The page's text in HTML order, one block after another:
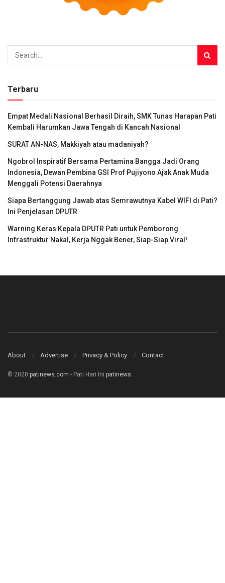
Terbaru
Empat Medali Nasional Berhasil Diraih, SMK Tunas Harapan Pati
Kembali Harumkan Jawa Tengah di Kancah Nasional
SURAT AN-NAS, Makkiyah atau madaniyah?
Ngobrol Inspiratif Bersama Pertamina Bangga Jadi Orang
Indonesia, Dewan Pembina GSI Prof Pujiyono Ajak Anak Muda
Menggali Potensi Daerahnya
Siapa Bertanggung Jawab atas Semrawutnya Kabel WIFI di Pati?
Ini Penjelasan DPUTR
Warning Keras Kepala DPUTR Pati untuk Pemborong
Infrastruktur Nakal, Kerja Nggak Bener, Siap-Siap Viral!
About Advertise Privacy & Policy Contact
© 2020 patinews.com - Pati Hari Ini patinews.